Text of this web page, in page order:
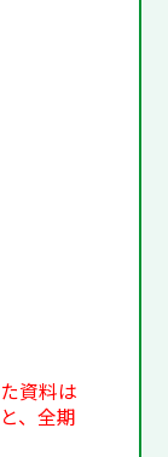
資料は
、全期